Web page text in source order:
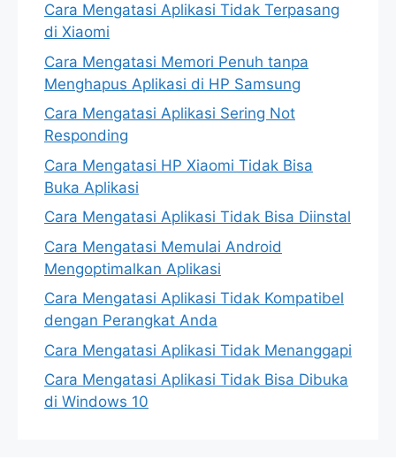
Cara Mengatasi Aplikasi Tidak Terpasang
di Xiaomi
Cara Mengatasi Memori Penuh tanpa
Menghapus Aplikasi di HP Samsung
Cara Mengatasi Aplikasi Sering Not
Responding
Cara Mengatasi HP Xiaomi Tidak Bisa
Buka Aplikasi
Cara Mengatasi Aplikasi Tidak Bisa Diinstal
Cara Mengatasi Memulai Android
Mengoptimalkan Aplikasi
Cara Mengatasi Aplikasi Tidak Kompatibel
dengan Perangkat Anda
Cara Mengatasi Aplikasi Tidak Menanggapi
Cara Mengatasi Aplikasi Tidak Bisa Dibuka
di Windows 10